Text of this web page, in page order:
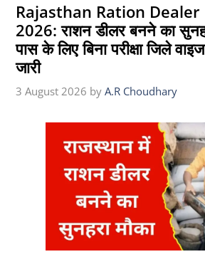
Rajasthan Ration
2026: राशन डीलर बनने का
पास के लिए बिना परीक्षा जिले
जारी
3 August 2026 by A.R Choudhary